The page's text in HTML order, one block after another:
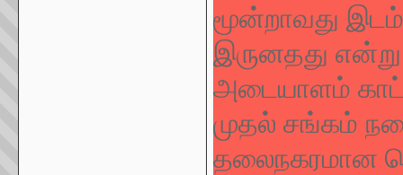
மூன்றாவது
இருனதது
அடையாளம்
முதல் சங்கம்
தலைநகரமான